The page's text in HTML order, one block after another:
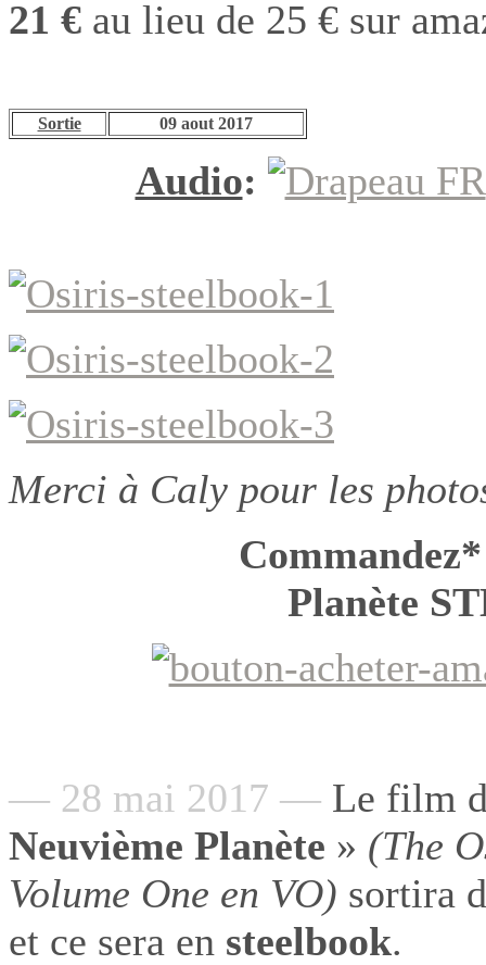
21 € au lieu de 25 € sur
Sortie 09 aout 2017
Audio:
Merci à Caly pour les
Planète
— 28 mai 2017 — Le film
Neuvième Planète » (The
Volume One en VO) sortira
et ce sera en steelbook.